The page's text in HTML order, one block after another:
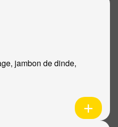
jambon de dinde,